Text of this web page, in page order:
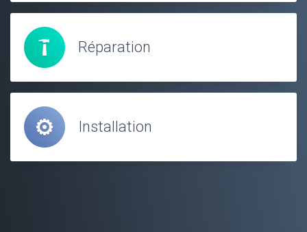
Réparation
Installation